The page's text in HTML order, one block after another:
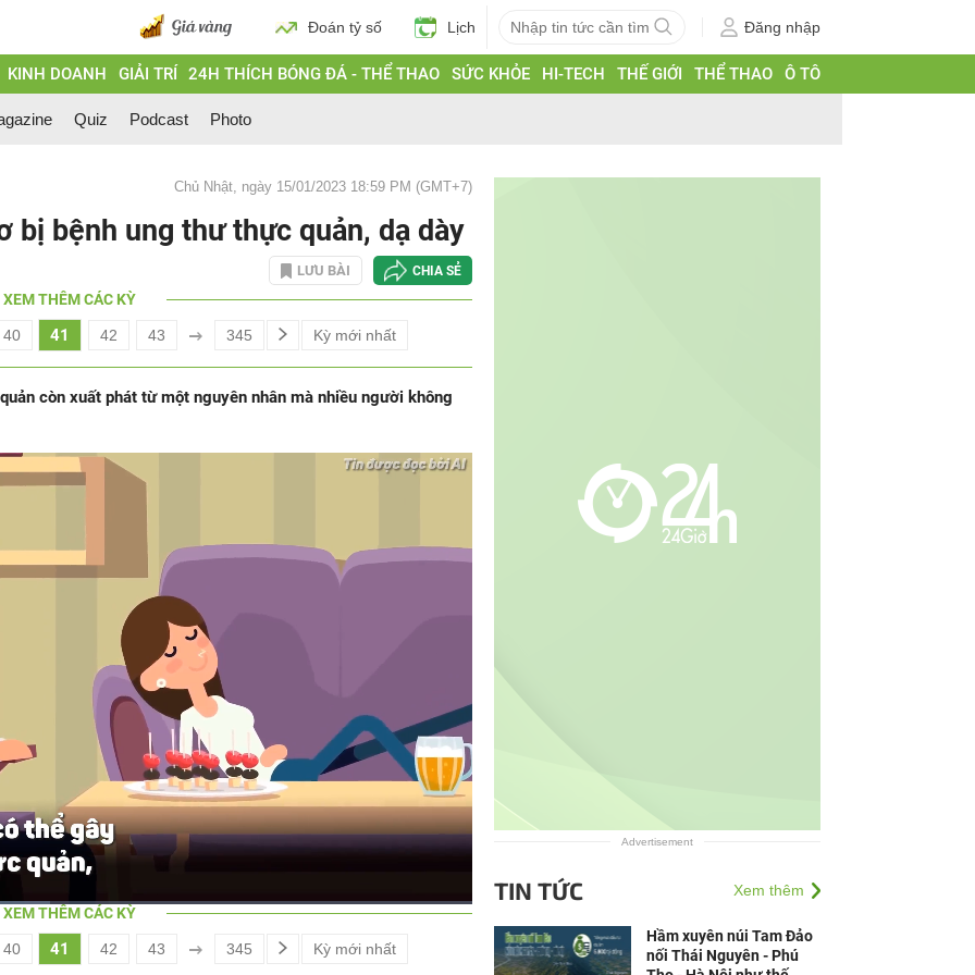
Đoán tỷ số Lịch Đăng nhập
KINH DOANH GIẢI TRÍ 24H THÍCH BÓNG ĐÁ - THỂ THAO SỨC KHỎE HI-TECH THẾ GIỚI THỂ THAO Ô TÔ
Quiz Podcast Photo
Chủ Nhật, ngày 15/01/2023 18:59 PM (GMT+7)
bị bệnh ung thư thực quản, dạ dày
LƯU BÀI CHIA SẺ
XEM THÊM CÁC KỲ
40 41 42 43 345 Kỳ mới nhất
còn xuất phát từ một nguyên nhân mà nhiều người không
âm
XEM THÊM CÁC KỲ
40 41 42 43 345 Kỳ mới nhất
Advertisement
TIN TỨC Xem thêm
Hầm xuyên núi Tam Đảo
nối Thái Nguyên - Phú